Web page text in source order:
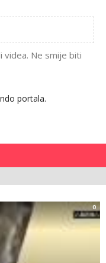
Ne smije biti
portala.
0